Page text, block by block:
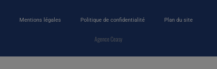
Mentions légales Politique de confidentialité Plan du site
Agence Ceasy